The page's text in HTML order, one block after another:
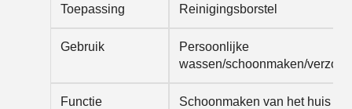
Toepassing Reinigingsborstel
Gebruik
Persoonlijke
wassen/schoonmaken/
Functie Schoonmaken van het huis